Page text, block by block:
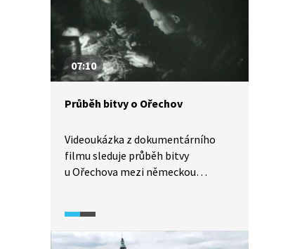
historika.
07:10
Průběh bitvy o Ořechov
Videoukázka z dokumentárního
filmu sleduje průběh bitvy
u Ořechova mezi německou
obyvatelstvo. V ukázce se objevují
jak dobové záběry, tak vyprávění